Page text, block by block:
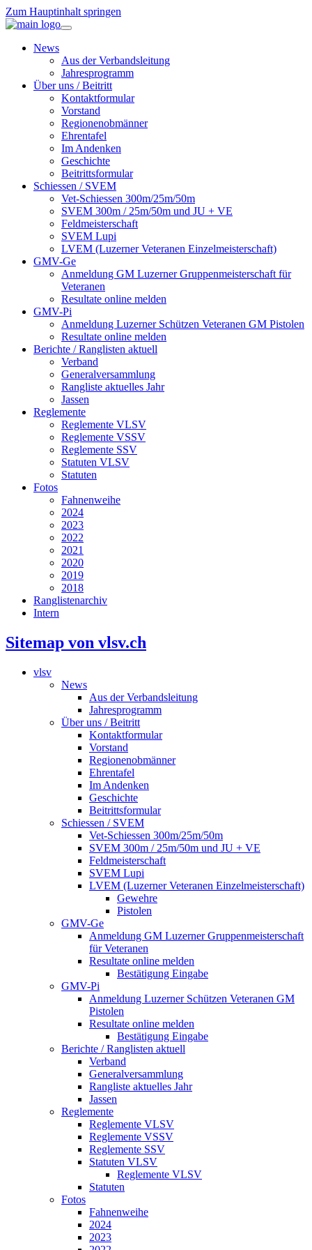
Zum Hauptinhalt springen
News
Aus der Verbandsleitung
Jahresprogramm
Über uns / Beitritt
Kontaktformular
Vorstand
Regionenobmänner
Ehrentafel
Im Andenken
Geschichte
Beitrittsformular
Schiessen / SVEM
Vet-Schiessen 300m/25m/50m
SVEM 300m / 25m/50m und JU + VE
Feldmeisterschaft
SVEM Lupi
LVEM (Luzerner Veteranen Einzelmeisterschaft)
GMV-Ge
Anmeldung GM Luzerner Gruppenmeisterschaft für
Veteranen
Resultate online melden
GMV-Pi
Anmeldung Luzerner Schützen Veteranen GM Pistolen
Resultate online melden
Berichte / Ranglisten aktuell
Verband
Generalversammlung
Rangliste aktuelles Jahr
Jassen
Reglemente
Reglemente VLSV
Reglemente VSSV
Reglemente SSV
Statuten VLSV
Statuten
Fotos
Fahnenweihe
2024
2023
2022
2021
2020
2019
2018
Ranglistenarchiv
Intern
Sitemap von vlsv.ch
vlsv
News
Aus der Verbandsleitung
Jahresprogramm
Über uns / Beitritt
Kontaktformular
Vorstand
Regionenobmänner
Ehrentafel
Im Andenken
Geschichte
Beitrittsformular
Schiessen / SVEM
Vet-Schiessen 300m/25m/50m
SVEM 300m / 25m/50m und JU + VE
Feldmeisterschaft
SVEM Lupi
LVEM (Luzerner Veteranen Einzelmeisterschaft)
Gewehre
Pistolen
GMV-Ge
Anmeldung GM Luzerner Gruppenmeisterschaft
für Veteranen
Resultate online melden
Bestätigung Eingabe
GMV-Pi
Anmeldung Luzerner Schützen Veteranen GM
Pistolen
Resultate online melden
Bestätigung Eingabe
Berichte / Ranglisten aktuell
Verband
Generalversammlung
Rangliste aktuelles Jahr
Jassen
Reglemente
Reglemente VLSV
Reglemente VSSV
Reglemente SSV
Statuten VLSV
Reglemente VLSV
Statuten
Fotos
Fahnenweihe
2024
2023